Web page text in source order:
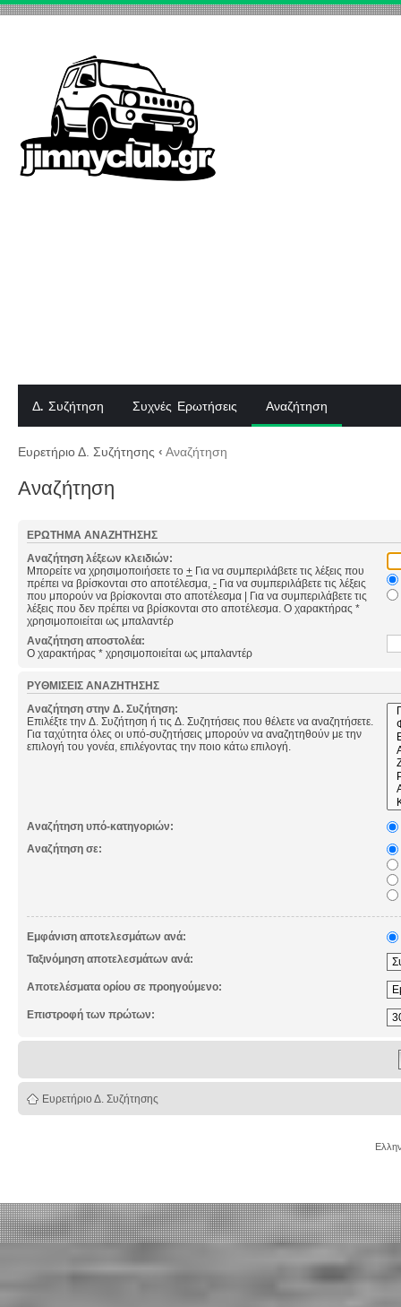
Δ. Συζήτηση Συχνές Ερωτήσεις Αναζήτηση
Ευρετήριο Δ. Συζήτησης ‹ Αναζήτηση
Αναζήτηση
ΕΡΏΤΗΜΑ ΑΝΑΖΉΤΗΣΗΣ
Αναζήτηση λέξεων κλειδιών:
Μπορείτε να χρησιμοποιήσετε το + Για να συμπεριλάβετε τις λέξεις που
πρέπει να βρίσκονται στο αποτέλεσμα, - Για να συμπεριλάβετε τις λέξεις
που μπορούν να βρίσκονται στο αποτέλεσμα | Για να συμπεριλάβετε τις
λέξεις που δεν πρέπει να βρίσκονται στο αποτέλεσμα. Ο χαρακτήρας *
χρησιμοποιείται ως μπαλαντέρ
Αναζήτηση αποστολέα:
Ο χαρακτήρας * χρησιμοποιείται ως μπαλαντέρ
ΡΥΘΜΊΣΕΙΣ ΑΝΑΖΉΤΗΣΗΣ
Αναζήτηση στην Δ. Συζήτηση:
Επιλέξτε την Δ. Συζήτηση ή τις Δ. Συζητήσεις που θέλετε να αναζητήσετε.
Για ταχύτητα όλες οι υπό-συζητήσεις μπορούν να αναζητηθούν με την
επιλογή του γονέα, επιλέγοντας την ποιο κάτω επιλογή.
Αναζήτηση υπό-κατηγοριών:
Αναζήτηση σε:
Εμφάνιση αποτελεσμάτων ανά:
Ταξινόμηση αποτελεσμάτων ανά:
Αποτελέσματα ορίου σε προηγούμενο:
Επιστροφή των πρώτων:
Ευρετήριο Δ. Συζήτησης